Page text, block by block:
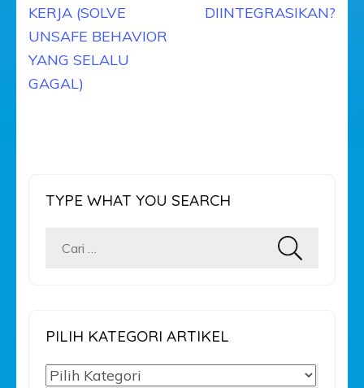
KERJA (SOLVE
UNSAFE BEHAVIOR
YANG SELALU
GAGAL)
DIINTEGRASIKAN?
TYPE WHAT YOU SEARCH
Cari
PILIH KATEGORI ARTIKEL
PILIH